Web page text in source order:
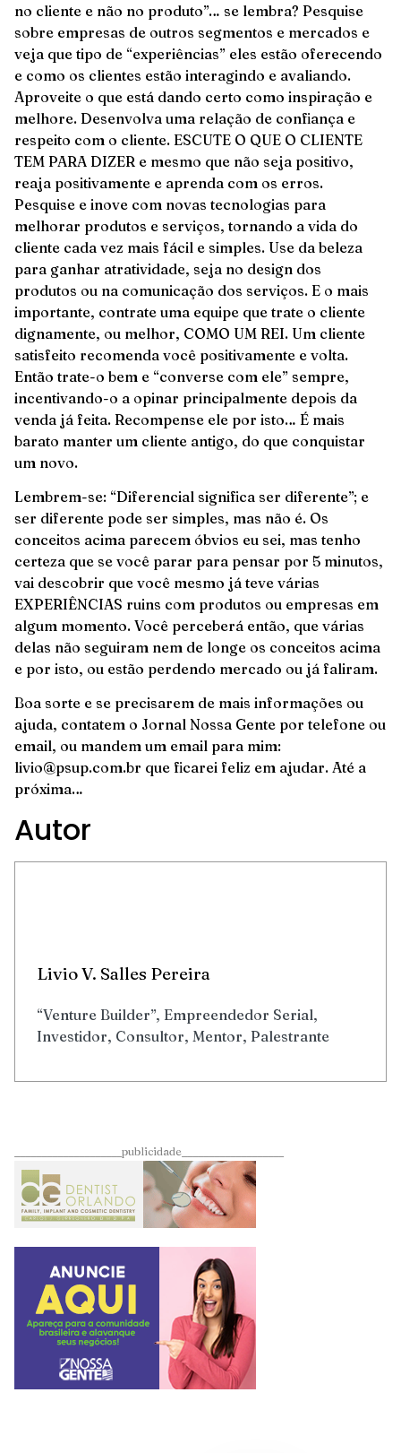
no cliente e não no produto”… se lembra? Pesquise
sobre empresas de outros segmentos e mercados e
veja que tipo de “experiências” eles estão oferecendo
e como os clientes estão interagindo e avaliando.
Aproveite o que está dando certo como inspiração e
melhore. Desenvolva uma relação de confiança e
respeito com o cliente. ESCUTE O QUE O CLIENTE
TEM PARA DIZER e mesmo que não seja positivo,
reaja positivamente e aprenda com os erros.
Pesquise e inove com novas tecnologias para
melhorar produtos e serviços, tornando a vida do
cliente cada vez mais fácil e simples. Use da beleza
para ganhar atratividade, seja no design dos
produtos ou na comunicação dos serviços. E o mais
importante, contrate uma equipe que trate o cliente
dignamente, ou melhor, COMO UM REI. Um cliente
satisfeito recomenda você positivamente e volta.
Então trate-o bem e “converse com ele” sempre,
incentivando-o a opinar principalmente depois da
venda já feita. Recompense ele por isto… É mais
barato manter um cliente antigo, do que conquistar
um novo.
Lembrem-se: “Diferencial significa ser diferente”; e
ser diferente pode ser simples, mas não é. Os
conceitos acima parecem óbvios eu sei, mas tenho
certeza que se você parar para pensar por 5 minutos,
vai descobrir que você mesmo já teve várias
EXPERIÊNCIAS ruins com produtos ou empresas em
algum momento. Você perceberá então, que várias
delas não seguiram nem de longe os conceitos acima
e por isto, ou estão perdendo mercado ou já faliram.
Boa sorte e se precisarem de mais informações ou
ajuda, contatem o Jornal Nossa Gente por telefone ou
email, ou mandem um email para mim:
livio@psup.com.br que ficarei feliz em ajudar. Até a
próxima…
Autor
Livio V. Salles Pereira
“Venture Builder”, Empreendedor Serial,
Investidor, Consultor, Mentor, Palestrante
____________________publicidade___________________